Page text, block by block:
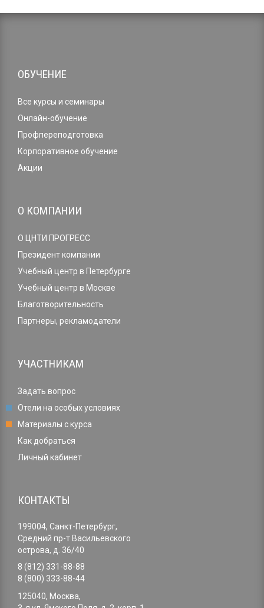
ОБУЧЕНИЕ
Все курсы и семинары
Онлайн-обучение
Профпереподготовка
Корпоративное обучение
Акции
О КОМПАНИИ
О ЦНТИ ПРОГРЕСС
Президент компании
Учебный центр в Петербурге
Учебный центр в Москве
Благотворительность
Партнеры, рекламодатели
УЧАСТНИКАМ
Задать вопрос
Отели на особых условиях
Материалы с курса
Как добраться
Личный кабинет
КОНТАКТЫ
199004, Санкт-Петербург,
Средний пр-т Васильевского
острова, д. 36/40
8 (812) 331-88-88
8 (800) 333-88-44
125040, Москва,